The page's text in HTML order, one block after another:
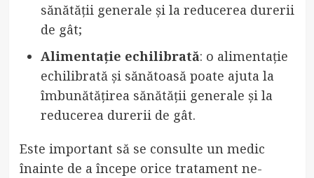
sănătății generale și la reducerea durerii
de gât;
Alimentație echilibrată: o alimentație
echilibrată și sănătoasă poate ajuta la
îmbunătățirea sănătății generale și la
reducerea durerii de gât.
Este important să se consulte un medic
înainte de a începe orice tratament ne-